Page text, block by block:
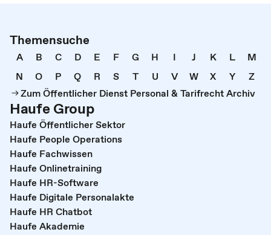
Themensuche
A B C D E F G H I J K L
M
N
O P Q R S T U V W X Y
Z
Zum Öffentlicher Dienst Personal & Tarifrecht Archiv
Haufe Group
Haufe Öffentlicher Sektor
Haufe People Operations
Haufe Fachwissen
Haufe Onlinetraining
Haufe HR-Software
Haufe Digitale Personalakte
Haufe HR Chatbot
Haufe Akademie